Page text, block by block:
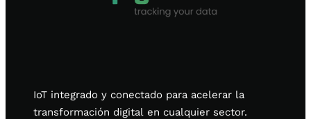
IoT integrado y conectado para acelerar la
transformación digital en cualquier sector.